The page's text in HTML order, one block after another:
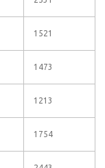
1521
1473
1213
1754